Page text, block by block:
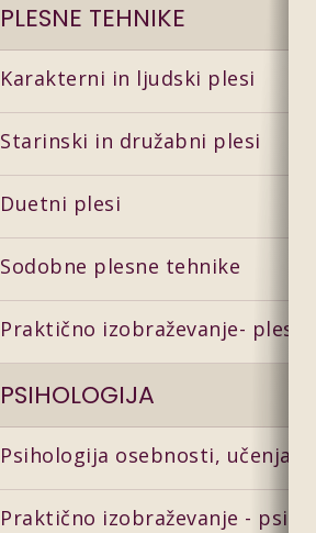
PLESNE TEHNIKE
Karakterni in ljudski plesi
Starinski in družabni plesi
Duetni plesi
Sodobne plesne tehnike
Praktično izobraževanje-
PSIHOLOGIJA
Psihologija osebnosti, učenja
Praktično izobraževanje -